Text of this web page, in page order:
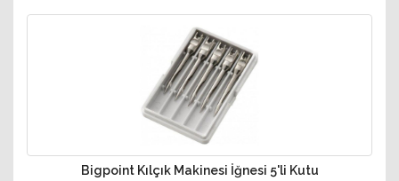
Bigpoint Kılçık Makinesi İğnesi 5'li Kutu